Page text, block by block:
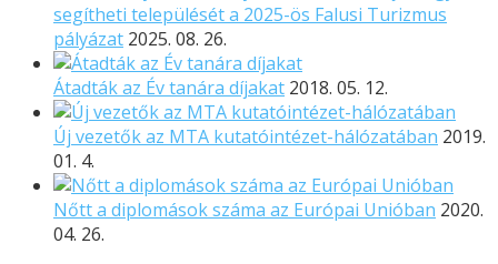
segítheti települését a 2025-ös Falusi Turizmus
pályázat 2025. 08. 26.
Átadták az Év tanára díjakat 2018. 05. 12.
Új vezetők az MTA kutatóintézet-hálózatában 2019.
01. 4.
Nőtt a diplomások száma az Európai Unióban 2020.
04. 26.